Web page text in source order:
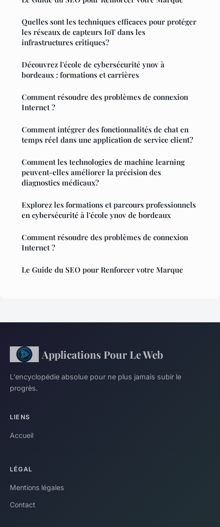
Quelles sont les techniques efficaces pour protéger
les réseaux de capteurs IoT dans les
infrastructures critiques?
Découvrez l'école de cybersécurité ynov à
bordeaux : formations et carrières
Comment résoudre des problèmes de connexion
Internet ?
Comment intégrer des fonctionnalités de chat en
temps réel dans une application de service client?
Comment les technologies de machine learning
peuvent-elles améliorer la précision des
diagnostics médicaux?
Explorez les formations et parcours professionnels
en cybersécurité à l'école ynov de bordeaux
Comment résoudre des problèmes de connexion
Internet ?
Le Guide du SEO pour Renforcer votre Marque
Applications Pour Le Web
L'encyclopédie absolue pour ne plus jamais subir le
progrès.
LIENS
Accueil
LÉGAL
Mentions légales
Contact